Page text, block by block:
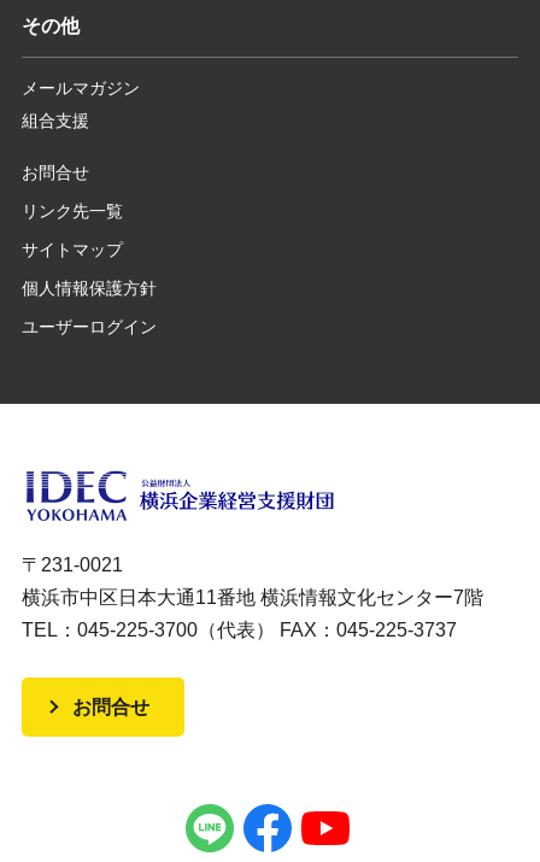
その他
メールマガジン
組合支援
お問合せ
リンク先一覧
サイトマップ
個人情報保護方針
ユーザーログイン
〒231-0021
横浜市中区日本大通11番地 横浜情報文化センター7階
TEL：045-225-3700（代表） FAX：045-225-3737
お問合せ